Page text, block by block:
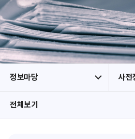
정보마당 사전
전체보기